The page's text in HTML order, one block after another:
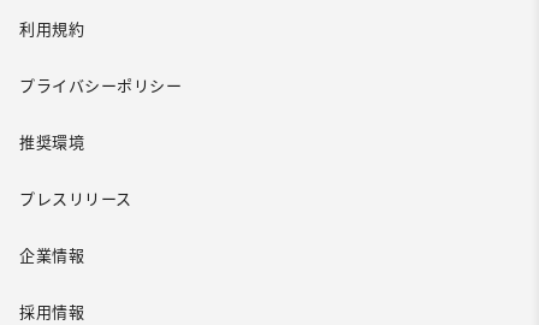
利用規約
プライバシーポリシー
推奨環境
プレスリリース
企業情報
採用情報